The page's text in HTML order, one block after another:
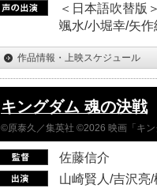
＜日本語吹替版
颯水/小堀幸/矢作
作品情報・上映スケジュール
キングダム 魂の決戦
©原泰久／集英社 ©2026 映画「キ
佐藤信介
山崎賢人/吉沢亮